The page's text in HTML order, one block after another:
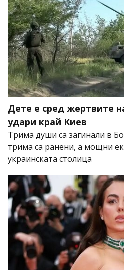
Дете е сред жертвите
удари край Киев
Трима души са загинали в
трима са ранени, а мощни
украинската столица